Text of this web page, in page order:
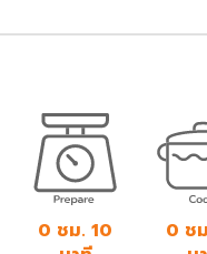
0 ชม. 10
0 ช